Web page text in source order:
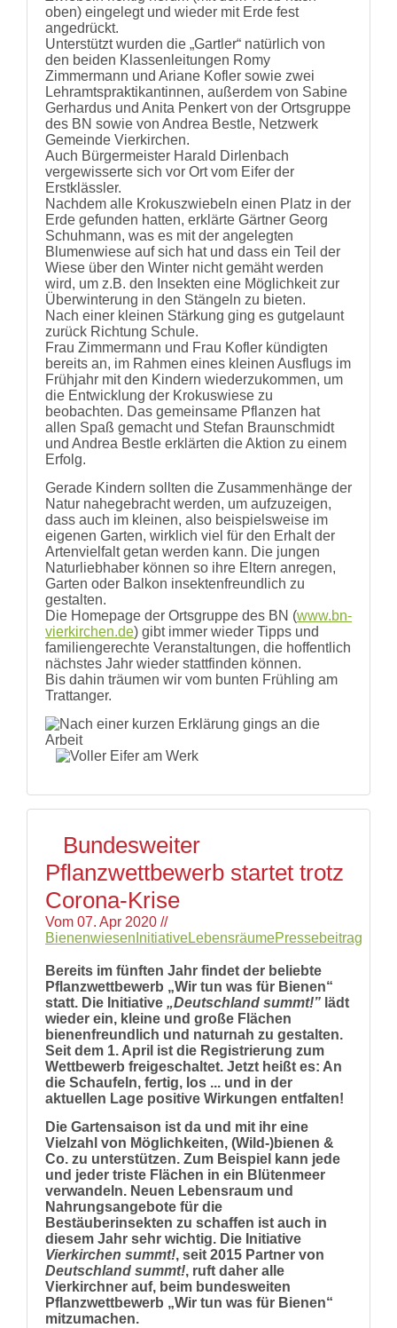
oben) eingelegt und wieder mit Erde fest
angedrückt.
Unterstützt wurden die „Gartler“ natürlich von
den beiden Klassenleitungen Romy
Zimmermann und Ariane Kofler sowie zwei
Lehramtspraktikantinnen, außerdem von Sabine
Gerhardus und Anita Penkert von der Ortsgruppe
des BN sowie von Andrea Bestle, Netzwerk
Gemeinde Vierkirchen.
Auch Bürgermeister Harald Dirlenbach
vergewisserte sich vor Ort vom Eifer der
Erstklässler.
Nachdem alle Krokuszwiebeln einen Platz in der
Erde gefunden hatten, erklärte Gärtner Georg
Schuhmann, was es mit der angelegten
Blumenwiese auf sich hat und dass ein Teil der
Wiese über den Winter nicht gemäht werden
wird, um z.B. den Insekten eine Möglichkeit zur
Überwinterung in den Stängeln zu bieten.
Nach einer kleinen Stärkung ging es gutgelaunt
zurück Richtung Schule.
Frau Zimmermann und Frau Kofler kündigten
bereits an, im Rahmen eines kleinen Ausflugs im
Frühjahr mit den Kindern wiederzukommen, um
die Entwicklung der Krokuswiese zu
beobachten. Das gemeinsame Pflanzen hat
allen Spaß gemacht und Stefan Braunschmidt
und Andrea Bestle erklärten die Aktion zu einem
Erfolg.
Gerade Kindern sollten die Zusammenhänge der
Natur nahegebracht werden, um aufzuzeigen,
dass auch im kleinen, also beispielsweise im
eigenen Garten, wirklich viel für den Erhalt der
Artenvielfalt getan werden kann. Die jungen
Naturliebhaber können so ihre Eltern anregen,
Garten oder Balkon insektenfreundlich zu
gestalten.
Die Homepage der Ortsgruppe des BN (www.bn-
vierkirchen.de) gibt immer wieder Tipps und
familiengerechte Veranstaltungen, die hoffentlich
nächstes Jahr wieder stattfinden können.
Bis dahin träumen wir vom bunten Frühling am
Trattanger.
Bundesweiter
Pflanzwettbewerb startet trotz
Corona-Krise
Vom 07. Apr 2020 //
Bienenwiesen InitiativeLebensräumePressebeitrag
Bereits im fünften Jahr findet der beliebte
Pflanzwettbewerb „Wir tun was für Bienen“
statt. Die Initiative „Deutschland summt!” lädt
wieder ein, kleine und große Flächen
bienenfreundlich und naturnah zu gestalten.
Seit dem 1. April ist die Registrierung zum
Wettbewerb freigeschaltet. Jetzt heißt es: An
die Schaufeln, fertig, los ... und in der
aktuellen Lage positive Wirkungen entfalten!
Die Gartensaison ist da und mit ihr eine
Vielzahl von Möglichkeiten, (Wild-)bienen &
Co. zu unterstützen. Zum Beispiel kann jede
und jeder triste Flächen in ein Blütenmeer
verwandeln. Neuen Lebensraum und
Nahrungsangebote für die
Bestäuberinsekten zu schaffen ist auch in
diesem Jahr sehr wichtig. Die Initiative
Vierkirchen summt!, seit 2015 Partner von
Deutschland summt!, ruft daher alle
Vierkirchner auf, beim bundesweiten
Pflanzwettbewerb „Wir tun was für Bienen“
mitzumachen.